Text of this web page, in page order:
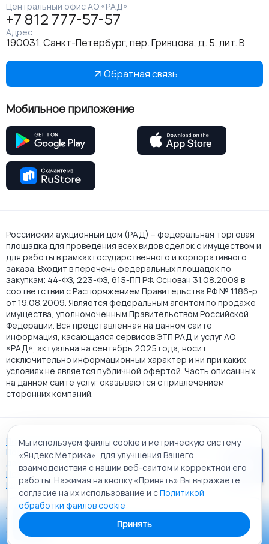
Центральный офис АО «РАД»
+7 812 777-57-57
Адрес
190031, Санкт-Петербург, пер. Гривцова, д. 5, лит. В
Обратная связь
Мобильное приложение
Российский аукционный дом (РАД) – федеральная торговая
площадка для проведения всех видов сделок с имуществом и
для работы в рамках государственного и корпоративного
заказа. Входит в перечень федеральных площадок по
закупкам: 44-ФЗ, 223-ФЗ, 615-ПП РФ. Основан 31.08.2009 в
соответствии с Распоряжением Правительства РФ № 1186-р
от 19.08.2009. Является федеральным агентом по продаже
имущества, уполномоченным Правительством Российской
Федерации. Вся представленная на данном сайте
информация, касающаяся сервисов ЭТП РАД и услуг АО
«РАД», актуальна на сентябрь 2025 года, носит
исключительно информационный характер и ни при каких
условиях не является публичной офертой. Часть описанных
на данном сайте услуг оказываются с привлечением
сторонних компаний.
Пользовательское соглашение
Политика АО "РАД" в отношении обработки персональных
данных
Политика обработки файлов cookie
Карта сайта
© 2009 - 2026 АО «Российский аукционный дом»
универсальная торговая площадка. Все права защищены.
Создание сайта: Alt It Solutions
Мы используем файлы cookie и метрическую систему
«Яндекс.Метрика», для улучшения Вашего
взаимодействия с нашим веб-сайтом и корректной его
работы. Нажимая на кнопку «Принять» Вы выражаете
согласие на их использование и сПолитикой
обработки файлов cookie
Принять
Приложение «РАД Каталог»
Теперь у вас в кармане все торги ЭТП РАД Lot-online